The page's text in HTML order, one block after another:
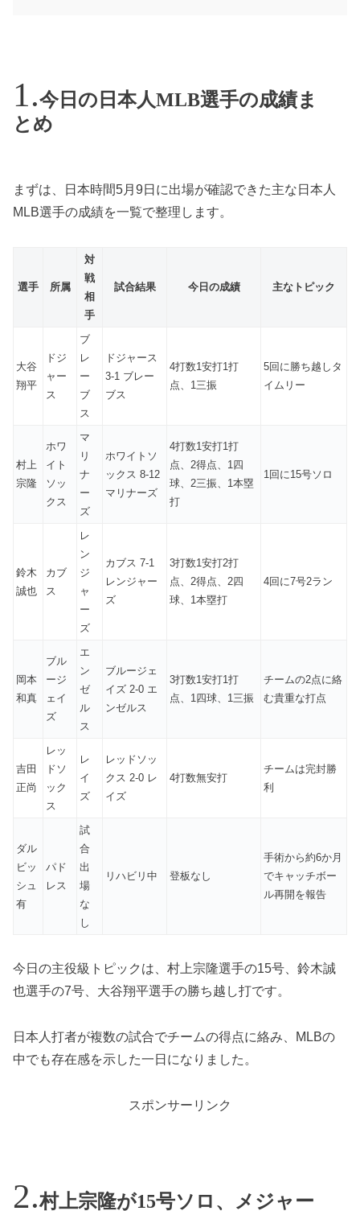
今日の日本人MLB選手の成績ま
とめ
まずは、日本時間5月9日に出場が確認できた主な日本人
MLB選手の成績を一覧で整理します。
選手 所属
対
戦
相
手
試合結果 今日の成績 主なトピック
大谷
翔平
ドジ
ャー
ス
ブ
レ
ー
ブ
ス
ドジャース
3-1 ブレー
ブス
4打数1安打1打
点、1三振
5回に勝ち越しタ
イムリー
村上
宗隆
ホワ
イト
ソッ
クス
マ
リ
ナ
ー
ズ
ホワイトソ
ックス 8-12
マリナーズ
4打数1安打1打
点、2得点、1四
球、2三振、1本塁
打
1回に15号ソロ
鈴木
誠也
カブ
ス
レ
ン
ジ
ャ
ー
ズ
カブス 7-1
レンジャー
ズ
3打数1安打2打
点、2得点、2四
球、1本塁打
4回に7号2ラン
岡本
和真
ブル
ージ
ェイ
ズ
エ
ン
ゼ
ル
ス
ブルージェ
イズ 2-0 エ
ンゼルス
3打数1安打1打
点、1四球、1三振
チームの2点に絡
む貴重な打点
吉田
正尚
レッ
ドソ
ック
ス
レ
イ
ズ
レッドソッ
クス 2-0 レ
イズ
4打数無安打
チームは完封勝
利
ダル
ビッ
シュ
有
パド
レス
試
合
出
場
な
し
リハビリ中 登板なし
手術から約6か月
でキャッチボー
ル再開を報告
今日の主役級トピックは、村上宗隆選手の15号、鈴木誠
也選手の7号、大谷翔平選手の勝ち越し打です。
日本人打者が複数の試合でチームの得点に絡み、MLBの
中でも存在感を示した一日になりました。
スポンサーリンク
村上宗隆が15号ソロ、メジャー